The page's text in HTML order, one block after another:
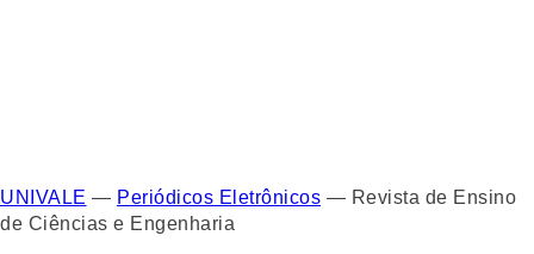
UNIVALE — Periódicos Eletrônicos — Revista de Ensino
de Ciências e Engenharia